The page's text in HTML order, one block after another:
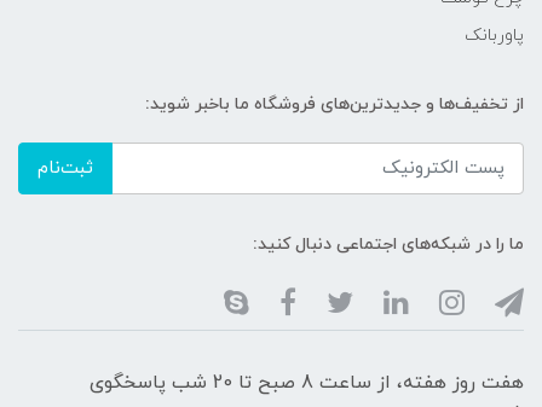
پاوربانک
از تخفیف‌ها و جدیدترین‌های فروشگاه ما باخبر شوید:
ثبت‌نام
ما را در شبکه‌های اجتماعی دنبال کنید:
هفت روز هفته، از ساعت 8 صبح تا 20 شب پاسخگوی